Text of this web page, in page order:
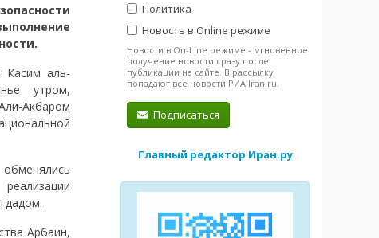
Касим аль-
утром,
Акбаром
Арбаин,
Политика
Новость в Online режиме
Новости в On-Line режиме - мгновенное
получение новости сразу после
публикации на сайте. В рассылку
попадают все новости РИА Iran.ru.
Подписаться
Главный редактор Иран.ру